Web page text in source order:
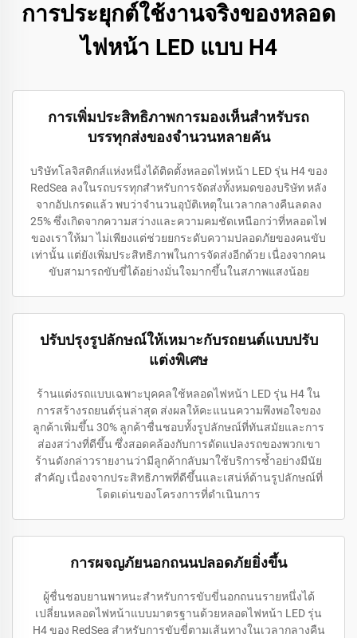
การประยุกต์ใช้งานจริงของหลอด
ไฟหน้า LED แบบ H4
การเพิ่มประสิทธิภาพการมองเห็นสำหรับรถ
บรรทุกส่งของจำนวนหลายคัน
บริษัทโลจิสติกส์แห่งหนึ่งได้ติดตั้งหลอดไฟหน้า LED รุ่น H4 ของ
RedSea ลงในรถบรรทุกสำหรับการจัดส่งทั้งหมดของบริษัท หลัง
จากอัปเกรดแล้ว พบว่าจำนวนอุบัติเหตุในเวลากลางคืนลดลง
25% ซึ่งเกิดจากความสว่างและความคมชัดเหนือกว่าที่หลอดไฟ
ของเราให้มา ไม่เพียงแต่ช่วยยกระดับความปลอดภัยของคนขับ
เท่านั้น แต่ยังเพิ่มประสิทธิภาพในการจัดส่งอีกด้วย เนื่องจากคน
ขับสามารถขับขี่ได้อย่างมั่นใจมากขึ้นในสภาพแสงน้อย
ปรับปรุงรูปลักษณ์ให้เหมาะกับรถยนต์แบบปรับ
แต่งพิเศษ
ร้านแต่งรถแบบเฉพาะบุคคลใช้หลอดไฟหน้า LED รุ่น H4 ใน
การสร้างรถยนต์รุ่นล่าสุด ส่งผลให้คะแนนความพึงพอใจของ
ลูกค้าเพิ่มขึ้น 30% ลูกค้าชื่นชอบทั้งรูปลักษณ์ที่ทันสมัยและการ
ส่องสว่างที่ดีขึ้น ซึ่งสอดคล้องกับการดัดแปลงรถของพวกเขา
ร้านดังกล่าวรายงานว่ามีลูกค้ากลับมาใช้บริการซ้ำอย่างมีนัย
สำคัญ เนื่องจากประสิทธิภาพที่ดีขึ้นและเสน่ห์ด้านรูปลักษณ์ที่
โดดเด่นของโครงการที่ดำเนินการ
การผจญภัยนอกถนนปลอดภัยยิ่งขึ้น
ผู้ชื่นชอบยานพาหนะสำหรับการขับขี่นอกถนนรายหนึ่งได้
เปลี่ยนหลอดไฟหน้าแบบมาตรฐานด้วยหลอดไฟหน้า LED รุ่น
H4 ของ RedSea สำหรับการขับขี่ตามเส้นทางในเวลากลางคืน